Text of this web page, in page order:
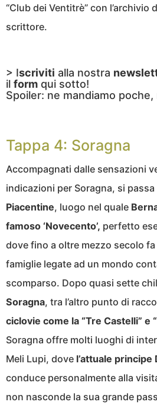
“Club dei Ventitrè” con l’archivio
scrittore.
> Iscriviti alla nostra
il form qui sotto!
Spoiler: ne mandiamo poche,
Tappa 4: Soragna
Accompagnati dalle sensazioni
indicazioni per Soragna, si
Piacentine, luogo nel quale
famoso ‘Novecento’, perfetto
dove fino a oltre mezzo secolo
famiglie legate ad un mondo
scomparso. Dopo quasi sette
Soragna, tra l’altro punto di
ciclovie come la “Tre Castelli” e
Soragna offre molti luoghi di
Meli Lupi, dove l’attuale
conduce personalmente alla
non nasconde la sua grande